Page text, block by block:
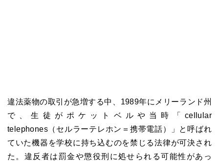
違法薬物の取引が急増する中、1989年にメリーランド州
で、生徒がポケットベルや当時「cellular
telephones（セルラーテレホン＝携帯電話）」と呼ばれ
ていた機器を学校に持ち込むのを禁じる法律が可決され
た。違反者は罰金や懲役刑に処せられる可能性があっ